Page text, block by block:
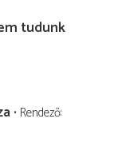
tudunk
Rendező